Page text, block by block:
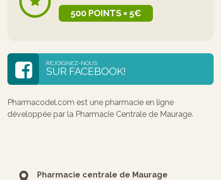
500 POINTS = 5€
REJOIGNEZ-NOUS
SUR FACEBOOK!
Pharmacodel.com est une pharmacie en ligne
développée par la Pharmacie Centrale de Maurage.
Pharmacie centrale de Maurage